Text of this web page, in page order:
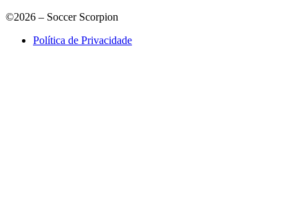
©2026 – Soccer Scorpion
Política de Privacidade